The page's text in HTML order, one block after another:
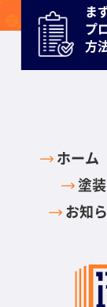
ま
プ
方
ホーム
塗
お知